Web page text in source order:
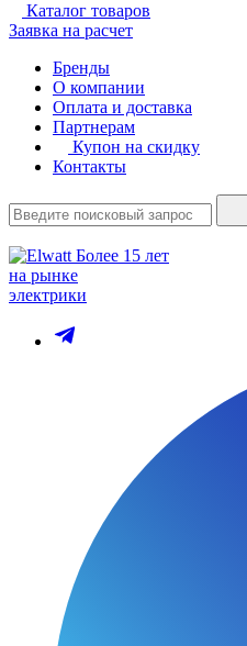
Каталог товаров
Заявка на расчет
Бренды
О компании
Оплата и доставка
Партнерам
Купон на скидку
Контакты
Более 15 лет
на рынке
электрики